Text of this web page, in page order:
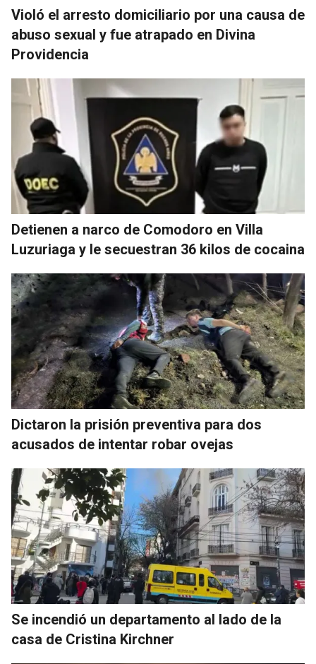
Violó el arresto domiciliario por una causa de
abuso sexual y fue atrapado en Divina
Providencia
Detienen a narco de Comodoro en Villa
Luzuriaga y le secuestran 36 kilos de cocaina
Dictaron la prisión preventiva para dos
acusados de intentar robar ovejas
Se incendió un departamento al lado de la
casa de Cristina Kirchner